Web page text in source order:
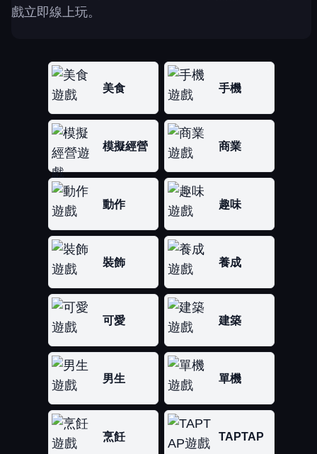
戲立即線上玩。
美食 手機
模擬經營 商業
動作 趣味
裝飾 養成
可愛 建築
男生 單機
烹飪 TAPTAP